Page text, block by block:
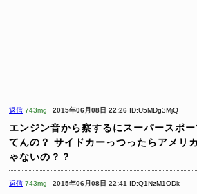
返信 743mg 2015年06月08日 22:26 ID:U5MDg3MjQ
エンジン音から察するにスーパースポ
てんの？ サイドカーっつったらアメリ
ゃないの？？
返信 743mg 2015年06月08日 22:41 ID:Q1NzM1ODk